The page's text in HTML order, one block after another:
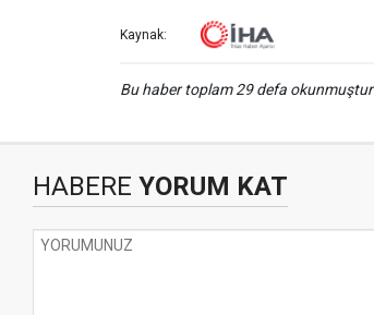
Kaynak:
Bu haber toplam 29 defa okunmuştur
HABERE YORUM KAT